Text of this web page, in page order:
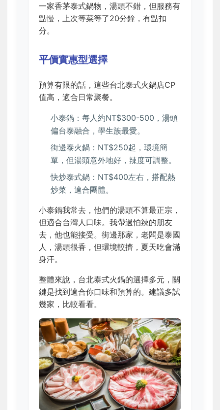
一家香茅泰式鍋物，湯頭不錯，但服務有
點慢，上次等菜等了20分鐘，有點扣
分。
平價實惠型選擇
預算有限的話，這些台北泰式火鍋店CP
值高，適合日常聚餐。
小泰鍋：每人約NT$300-500，湯頭
偏台泰融合，學生族最愛。
街邊泰火鍋：NT$250起，環境簡
單，但湯頭意外地好，辣度可調整。
快炒泰式鍋：NT$400左右，搭配熱
炒菜，適合團體。
小泰鍋我常去，他們的湯頭不算最正宗，
但適合台灣人口味。我帶過怕辣的朋友
去，他也能接受。街邊那家，老闆是泰國
人，湯頭很香，但環境較擠，夏天吃會滿
身汗。
整體來說，台北泰式火鍋的選擇多元，關
鍵是找到適合你口味和預算的。建議多試
幾家，比較看看。